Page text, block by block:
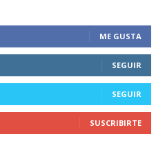
ME GUSTA
SEGUIR
SEGUIR
SUSCRIBIRTE